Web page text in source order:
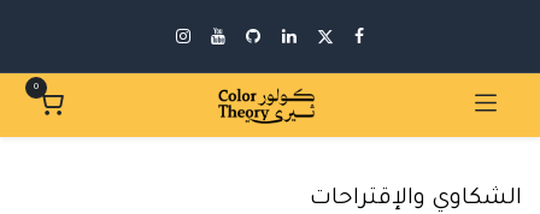
0
الشكاوي والإقتراحات